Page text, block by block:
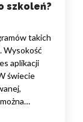
szkoleń?
takich
Wysokość
aplikacji
świecie